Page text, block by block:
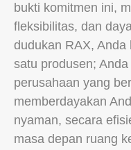
bukti komitmen ini,
fleksibilitas, dan
dudukan RAX,
satu produsen;
perusahaan yang
memberdayakan
nyaman, secara
masa depan ruang